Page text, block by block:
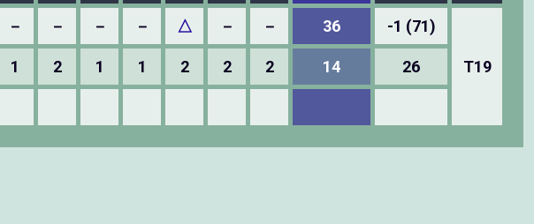
－ － － － △ － － 36 -1 (71)
T19
1 2 1 1 2 2 2 14 26